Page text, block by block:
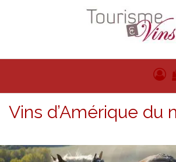
Tourisme et vins
Vins d’Amérique du